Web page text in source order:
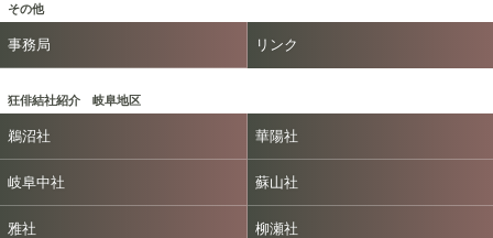
その他
事務局 リンク
狂俳結社紹介 岐阜地区
鵜沼社 華陽社
岐阜中社 蘇山社
雅社 柳瀬社